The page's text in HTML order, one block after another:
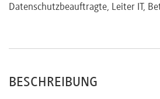
Folgen von Datenschutzverstößen
Datenschutzbeauftragte, Leiter IT,
BESCHREIBUNG